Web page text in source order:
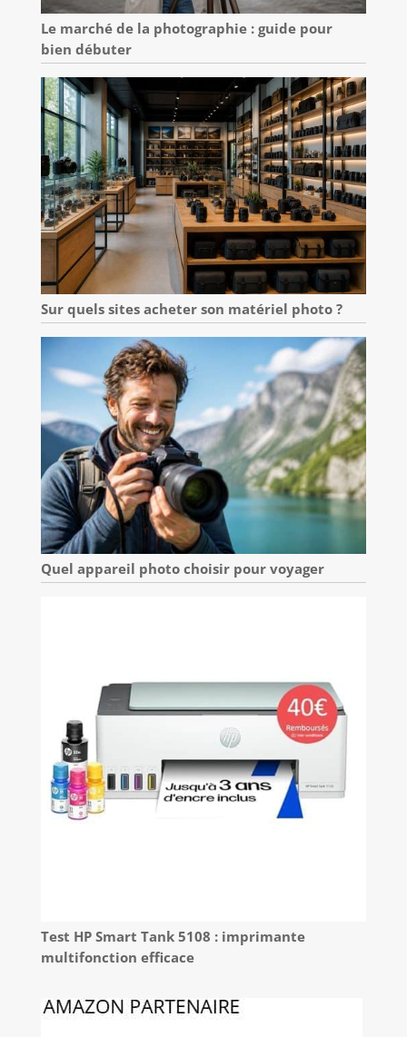
Le marché de la photographie : guide pour
bien débuter
Sur quels sites acheter son matériel photo ?
Quel appareil photo choisir pour voyager
Test HP Smart Tank 5108 : imprimante
multifonction efficace